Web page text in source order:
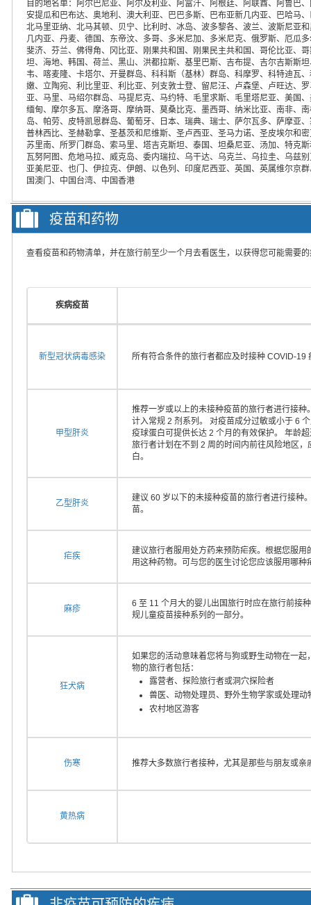
目的地名单：阿尔巴尼亚、阿尔及利亚、阿富汗、阿根廷、阿联酋、阿鲁巴
安提瓜和巴布达、奥地利、澳大利亚、巴巴多斯、巴布亚新几内亚、巴哈马
北马里亚纳、北马其顿、贝宁、比利时、冰岛、波多黎各、波兰、波斯尼亚
几内亚、丹麦、德国、东帝汶、多哥、多米尼加、多米尼克、俄罗斯、厄瓜
斐济、芬兰、佛得角、冈比亚、刚果共和国、刚果民主共和国、哥伦比亚、
坦、海地、韩国、荷兰、黑山、洪都拉斯、基里巴斯、吉布提、吉尔吉斯斯
韦、喀麦隆、卡塔尔、开曼群岛、科科斯（基林）群岛、科摩罗、科特迪瓦
嫩、立陶宛、利比里亚、利比亚、列支敦士登、留尼汪、卢森堡、卢旺达、
亚、马里、马绍尔群岛、马提尼克、马约特、毛里求斯、毛里塔尼亚、美国
缅甸、摩尔多瓦、摩洛哥、摩纳哥、莫桑比克、墨西哥、纳米比亚、南非、
岛、帕劳、皮特凯恩群岛、葡萄牙、日本、瑞典、瑞士、萨尔瓦多、萨摩亚
普林西比、圣赫勒拿、圣基茨和尼维斯、圣卢西亚、圣马力诺、圣皮埃尔和
苏里南、所罗门群岛、索马里、塔吉克斯坦、泰国、坦桑尼亚、汤加、特克
瓦努阿图、危地马拉、威克岛、委内瑞拉、乌干达、乌克兰、乌拉圭、乌兹
亚美尼亚、也门、伊拉克、伊朗、以色列、印度尼西亚、英国、英属维尔京
国澳门、中国台湾、中国香港
疫苗和药物
查看疫苗和药物清单，并在旅行前至少一个月去看医生，以获得您可能需要
疾病疫苗
新型冠状病毒感染 所有符合条件的旅行者都应及时接种 COVID-19
甲型肝炎
推荐一岁或以上的未接种疫苗的旅行者进行接
计入常规 2 剂系列。 对疫苗成分过敏或小于 6
疫球蛋白可提供长达 2 个月的有效保护。 年龄
旅行者计划在不到 2 周的时间内前往风险地区
白。
乙型肝炎
建议 60 岁以下的未接种疫苗的旅行者进行接种
苗。
疟疾
建议旅行者服用处方药来预防疟疾。根据您服
用这种药物。可与您的医生讨论您应该服用哪种
麻疹
6 至 11 个月大的婴儿出国旅行时应在旅行前接
规儿童疫苗接种系列的一部分。
狂犬病
如果您的活动意味着您将与狗或野生动物在一
物的旅行者包括：
露营者、探险旅行者或洞穴探险者
兽医、动物处理员、野外生物学家或处理
农村地区游客
伤寒 推荐大多数旅行者接种，尤其是那些与朋友或
黄热病